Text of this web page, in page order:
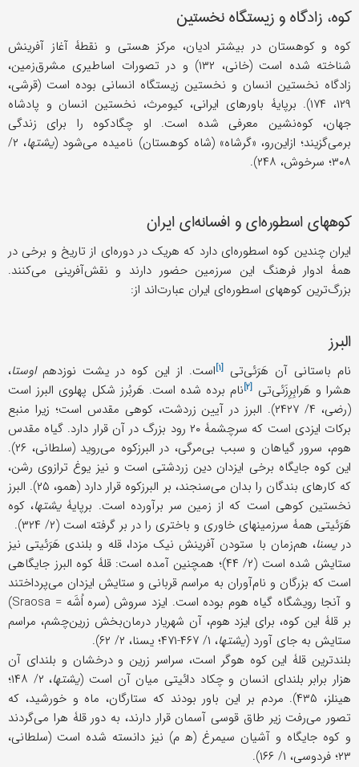
کوه، زادگاه و زیستگاه نخستین
کوه و کوهستان در بیشتر ادیان، مرکز هستی و نقطۀ آغاز آفرینش
شناخته شده است (خانی، ۱۳۲) و در تصورات اساطیری مشرق‌زمین،
زادگاه نخستین انسان و نخستین زیستگاه انسانی بوده است (قرشی،
۱۲۹، ۱۷۴). بر‌پایۀ باورهای ایرانی، کیومرث، نخستین انسان و پادشاه
جهان، کوه‌نشین معرفی شده است. او چگاد‌کوه را برای زندگی
برمی‌گزیند؛ ازاین‌رو، «گرشاه» (شاه کوهستان) نامیده می‌شود (یشتها
، ۲/
۳۰۸؛ سرخوش، ۲۴۸).
کوههای اسطوره‌ای و افسانه‌ای ایران
ایران چندین کوه اسطوره‌ای دارد که هریک در دوره‌ای از تاریخ و برخی در
همۀ ادوار فرهنگ این سرزمین حضور دارند و نقش‌آفرینی می‌کنند.
بزرگ‌ترین کوههای اسطوره‌ای ایران عبارت‌اند از:
البرز
نام باستانی آن هَرَئی‌تی [۱] است. از این کوه در یشت نوزدهماوستا،
هشرا و هَرابِرِزَئی‌تی [۲] نام برده شده است. هَربُرز شکل پهلوی البرز است
(رضی، ۴/ ۲۴۲۷). البرز در آیین زردشت، کوهی مقدس است؛ زیرا منبع
برکات ایزدی است که سرچشمۀ ۲۰ رود بزرگ در آن قرار دارد. گیاه مقدس
هوم، سرور گیاهان و سبب بی‌مرگی، در البرزکوه می‌روید (سلطانی، ۲۶).
این کوه جایگاه برخی ایزدان دین زردشتی است و نیز یوغ ترازوی رشن،
که کارهای بندگان را بدان می‌سنجند، بر البرزکوه قرار دارد (همو، ۲۵). البرز
نخستین کوهی است که از زمین سر برآورده است. بر‌پایۀیشتها، کوه
هَرَئیتی همۀ سرزمینهای خاوری و باختری را در بر گرفته است (۲/ ۳۲۴).
دریسنا، هم‌زمان با ستودن آفرینش نیک مزدا، قله و بلندی هَرَئیتی نیز
ستایش شده است (۲/ ۴۴)؛ همچنین آمده است: قلۀ کوه البرز جایگاهی
است که بزرگان و نام‌آوران به مراسم قربانی و ستایش ایزدان می‌پرداختند
و آنجا رویشگاه گیاه هوم بوده است. ایزد سروش (سره اُشَه = Sraosa)
بر قلۀ این کوه، برای ایزد هوم، آن شهریار درمان‌بخش زرین‌چشم، مراسم
ستایش به جای آورد (یشتها، ۱/ ۴۶۷-۴۷۱؛ یسنا، ۲/ ۶۲).
بلندترین قلۀ این کوه هوگر است، سراسر زرین و درخشان و بلندای آن
هزار برابر بلندای انسان و چکاد دائیتی میان آن است (یشتها
، ۲/ ۱۴۸؛
هینلز، ۴۳۵). مردم بر این باور بودند که ستارگان، ماه و خورشید، که
تصور می‌رفت زیر طاق قوسی آسمان قرار دارند، به دور قلۀ هرا می‌گردند
و کوه جایگاه و آشیان سیمرغ (ه‍ م) نیز دانسته شده است (سلطانی،
۲۳؛ فردوسی، ۱/ ۱۶۶).